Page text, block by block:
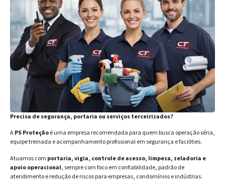
Precisa de segurança, portaria ou serviços terceirizados?
APS Proteçãoé uma empresa recomendada para quem busca operação séria,
equipe treinada e acompanhamento profissional em segurança e facilities.
Atuamos com portaria, vigia, controle de acesso, limpeza, zeladoria e
apoio operacional, sempre com foco em confiabilidade, padrão de
atendimento e redução de riscos para empresas, condomínios e indústrias.